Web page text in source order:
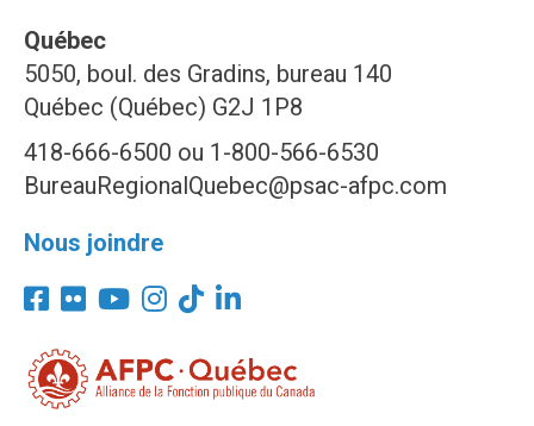
Québec
5050, boul. des Gradins, bureau 140
Québec (Québec) G2J 1P8
418-666-6500 ou 1-800-566-6530
BureauRegionalQuebec@psac-afpc.com
Nous joindre